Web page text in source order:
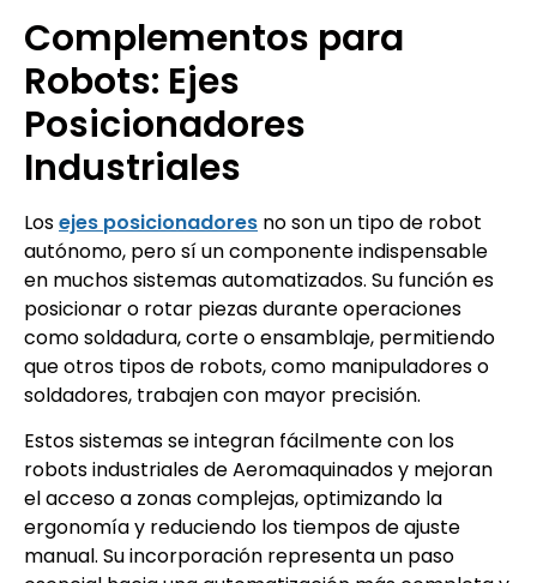
Complementos para
Robots: Ejes
Posicionadores
Industriales
Losejes posicionadores no son un tipo de robot
autónomo, pero sí un componente indispensable
en muchos sistemas automatizados. Su función es
posicionar o rotar piezas durante operaciones
como soldadura, corte o ensamblaje, permitiendo
que otros tipos de robots, como manipuladores o
soldadores, trabajen con mayor precisión.
Estos sistemas se integran fácilmente con los
robots industriales de Aeromaquinados y mejoran
el acceso a zonas complejas, optimizando la
ergonomía y reduciendo los tiempos de ajuste
manual. Su incorporación representa un paso